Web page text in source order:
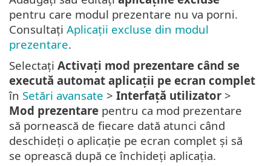
pentru care modul prezentare nu va porni.
Consultați Aplicații excluse din modul
prezentare.
Selectați Activați mod prezentare când se
execută automat aplicații pe ecran complet
în Setări avansate > Interfață utilizator >
Mod prezentare pentru ca mod prezentare
să pornească de fiecare dată atunci când
deschideți o aplicație pe ecran complet și să
se oprească după ce închideți aplicația.